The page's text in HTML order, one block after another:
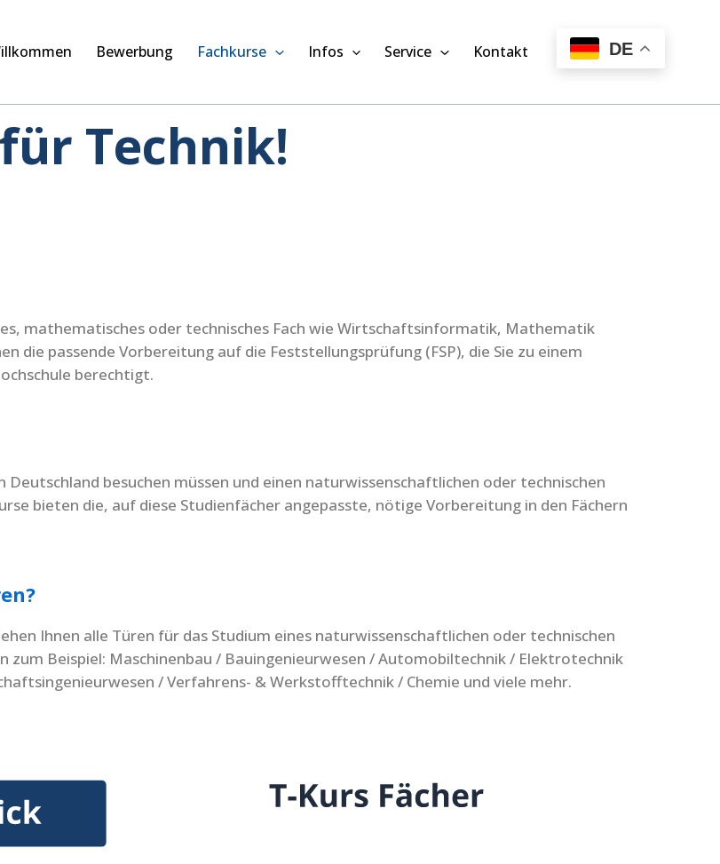
Bewerbung Fachkurse Infos Service Kontakt DE
Technik!
mathematisches oder technisches Fach wie Wirtschaftsinformatik, Mathematik
die passende Vorbereitung auf die Feststellungsprüfung (FSP), die Sie zu einem
berechtigt.
besuchen müssen und einen naturwissenschaftlichen oder technischen
bieten die, auf diese Studienfächer angepasste, nötige Vorbereitung in den Fächern
Ihnen alle Türen für das Studium eines naturwissenschaftlichen oder technischen
zum Beispiel: Maschinenbau / Bauingenieurwesen / Automobiltechnik / Elektrotechnik
/ Verfahrens- & Werkstofftechnik / Chemie und viele mehr.